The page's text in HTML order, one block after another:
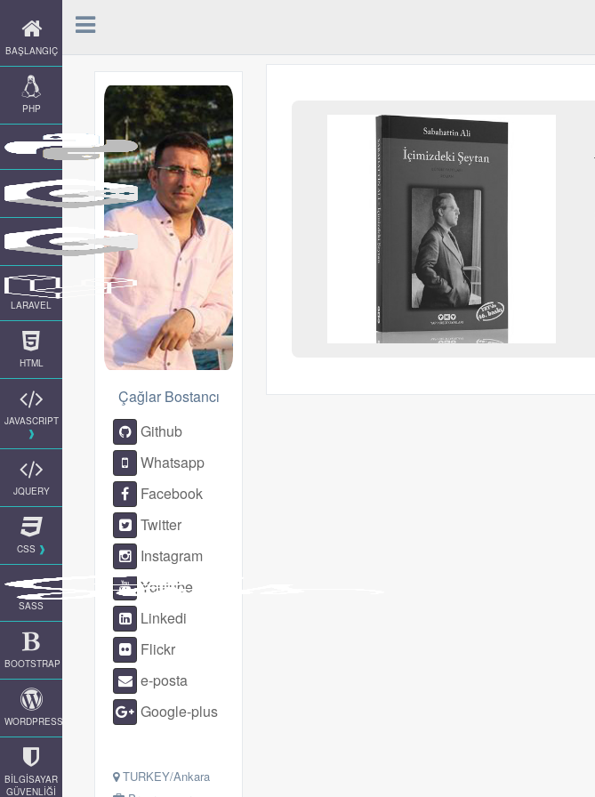
BAŞLANGIÇ
PHP
LARAVEL
HTML
JAVASCRIPT
JQUERY
CSS
SASS
BOOTSTRAP
WORDPRESS
BİLGİSAYAR
GÜVENLİĞİ
Çağlar Bostancı
Github
Whatsapp
Facebook
Twitter
Instagram
Youtube
Linkedi
Flickr
e-posta
Google-plus
TURKEY/Ankara